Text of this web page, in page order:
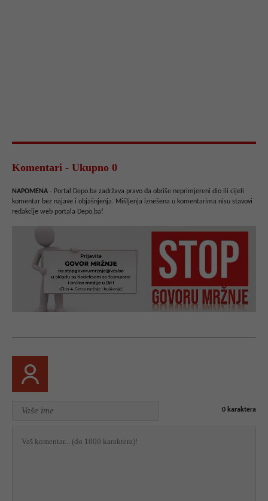
Komentari - Ukupno 0
NAPOMENA - Portal Depo.ba zadržava pravo da obriše neprimjereni dio ili cijeli
komentar bez najave i objašnjenja. Mišljenja iznešena u komentarima nisu stavovi
redakcije web portala Depo.ba!
0 karaktera